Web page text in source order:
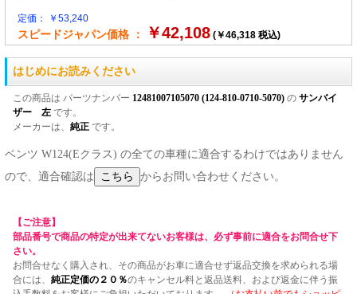
定価： ￥53,240
スピードジャパン価格 ： ￥42,108 (￥46,318 税込)
はじめにお読みください
この商品は パーツナンバー 12481007105070 (124-810-0710-5070) の サンバイ
ザー 左 です。
メーカーは、 純正 です。
ベンツ W124(Eクラス) の全ての車種に適合するわけではありません
ので、適合確認は
からお問い合わせください。
【ご注意】
部品番号で商品の特定が出来てないお客様は、必ず事前に適合をお問合せ下
さい。
お問合せなく購入され、その商品がお車に適合せず返品交換を求められる場
合には、 純正定価の２０％のキャンセル料と返品送料、および返金に伴う振